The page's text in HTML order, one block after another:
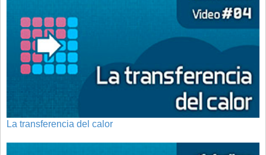
La transferencia del calor